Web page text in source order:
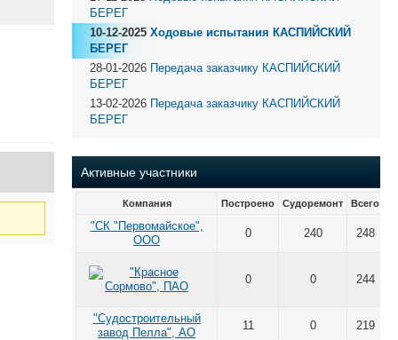
БЕРЕГ
10-12-2025 Ходовые испытания КАСПИЙСКИЙ
БЕРЕГ
28-01-2026 Передача заказчику КАСПИЙСКИЙ
БЕРЕГ
13-02-2026 Передача заказчику КАСПИЙСКИЙ
БЕРЕГ
Активные участники
Компания Построено Судоремонт Всего
"СК "Первомайское",
ООО
0 240 248
0 0 244
"Судостроительный
завод Пелла", АО
11 0 219